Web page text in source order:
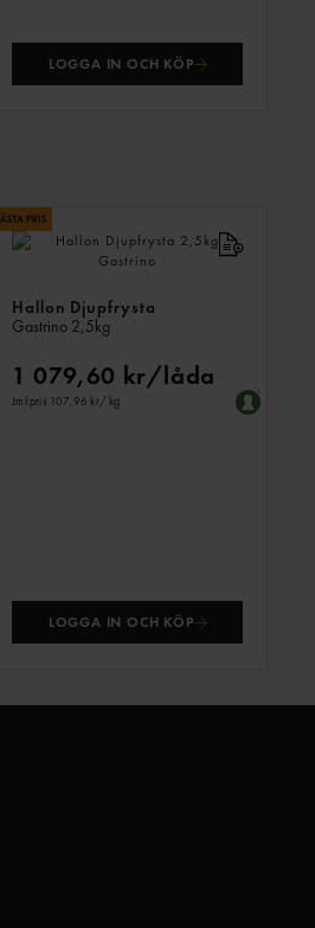
LOGGA IN OCH KÖP
Hallon Djupfrysta
Gastrino 2,5kg
1 079,60 kr/låda
Jmf.pris 107,96 kr/ kg
LOGGA IN OCH KÖP